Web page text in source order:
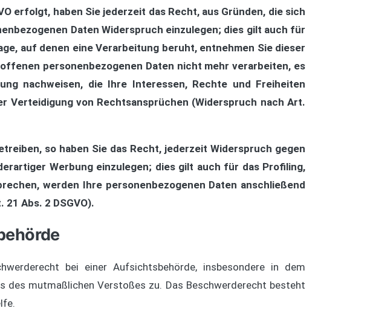
erfolgt, haben Sie jederzeit das Recht, aus Gründen, die sich
Daten Widerspruch einzulegen; dies gilt auch für
auf denen eine Verarbeitung beruht, entnehmen Sie dieser
personenbezogenen Daten nicht mehr verarbeiten, es
nachweisen, die Ihre Interessen, Rechte und Freiheiten
Verteidigung von Rechtsansprüchen (Widerspruch nach Art.
so haben Sie das Recht, jederzeit Widerspruch gegen
Werbung einzulegen; dies gilt auch für das Profiling,
werden Ihre personenbezogenen Daten anschließend
Abs. 2 DSGVO).
bei einer Aufsichtsbehörde, insbesondere in dem
mutmaßlichen Verstoßes zu. Das Beschwerderecht besteht